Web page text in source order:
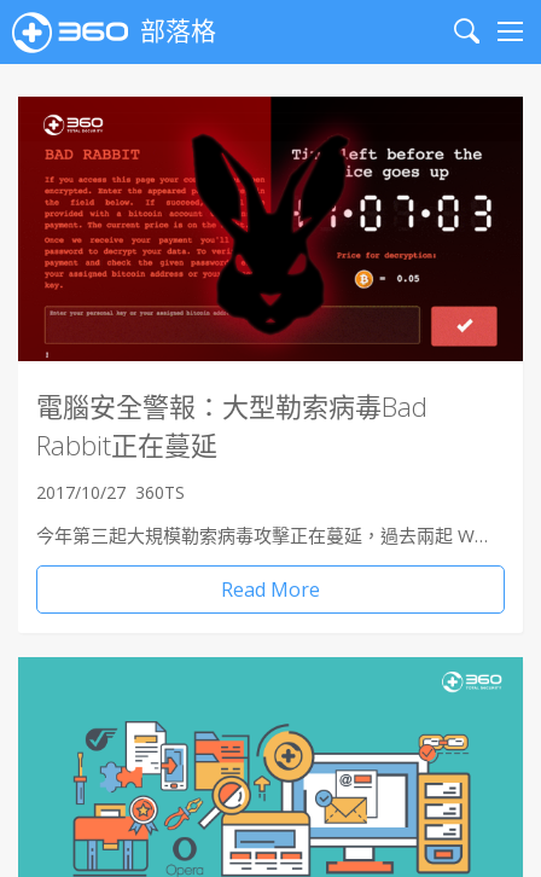
部落格
Search
電腦安全警報：大型勒索病毒Bad
Rabbit正在蔓延
2017/10/27 360TS
今年第三起大規模勒索病毒攻擊正在蔓延，過去兩起 W…
Read More